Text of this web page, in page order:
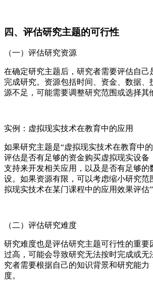
四、评估研究主题的可行性
（一）评估研究资源
在确定研究主题后，研究者需要评估自己
完成研究。资源包括时间、资金、数据、
源不足，可能需要调整研究范围或选择其
实例：虚拟现实技术在教育中的应用
如果研究主题是“虚拟现实技术在教育中
评估是否有足够的资金购买虚拟现实设备
支持来开发相关应用，以及是否有足够的
设。如果资源有限，可以考虑缩小研究范
拟现实技术在某门课程中的应用效果评估”
（二）评估研究难度
研究难度也是评估研究主题可行性的重要
过高，可能会导致研究无法按时完成或无
究者需要根据自己的知识背景和研究能力
度。